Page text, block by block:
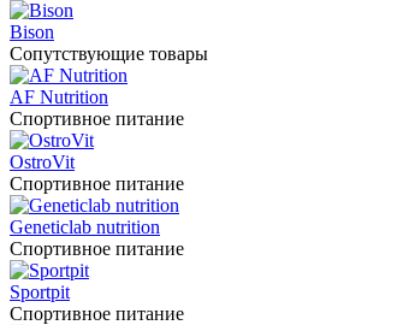
Bison
Сопутствующие товары
AF Nutrition
Спортивное питание
OstroVit
Спортивное питание
Geneticlab nutrition
Спортивное питание
Sportpit
Спортивное питание